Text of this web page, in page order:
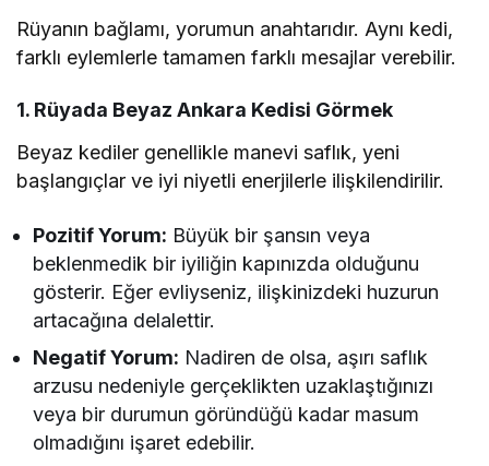
Rüyanın bağlamı, yorumun anahtarıdır. Aynı kedi,
farklı eylemlerle tamamen farklı mesajlar verebilir.
1. Rüyada Beyaz Ankara Kedisi Görmek
Beyaz kediler genellikle manevi saflık, yeni
başlangıçlar ve iyi niyetli enerjilerle ilişkilendirilir.
Pozitif Yorum: Büyük bir şansın veya
beklenmedik bir iyiliğin kapınızda olduğunu
gösterir. Eğer evliyseniz, ilişkinizdeki huzurun
artacağına delalettir.
Negatif Yorum: Nadiren de olsa, aşırı saflık
arzusu nedeniyle gerçeklikten uzaklaştığınızı
veya bir durumun göründüğü kadar masum
olmadığını işaret edebilir.